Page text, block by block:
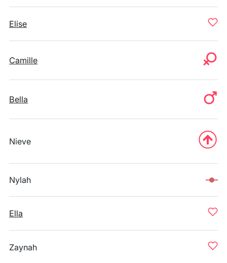
Elise
Camille
Bella
Nieve
Nylah
Ella
Zaynah